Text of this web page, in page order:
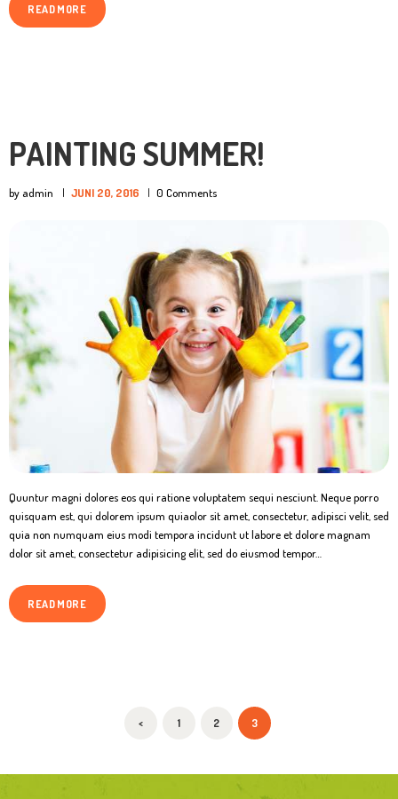
READ MORE
PAINTING SUMMER!
by admin JUNI 20, 2016 0 Comments
Quuntur magni dolores eos qui ratione voluptatem sequi nesciunt. Neque porro
quisquam est, qui dolorem ipsum quiaolor sit amet, consectetur, adipisci velit, sed
quia non numquam eius modi tempora incidunt ut labore et dolore magnam
dolor sit amet, consectetur adipisicing elit, sed do eiusmod tempor…
READ MORE
SEITENNUMMERIERUNG
< PAGE
1 PAGE
2 PAGE
3